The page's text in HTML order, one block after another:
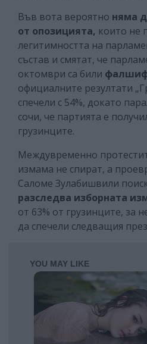
Във вота вероятно няма
от опозицията, които не
легитимността на
състав и смятат, че
октомври са били
официалните резултати
спечели с 54%, докато
сочи, че партията е
грузинците.
Междувременно
измама не спират, а
Саломе Зулабишвили
разследва изборната
от 63% от грузинците, за
да спечели следващия